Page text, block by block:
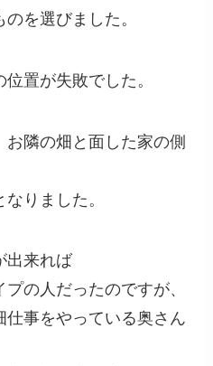
を選びました。
置が失敗でした。
隣の畑と面した家の側
りました。
出来れば
の人だったのですが、
事をやっている奥さん